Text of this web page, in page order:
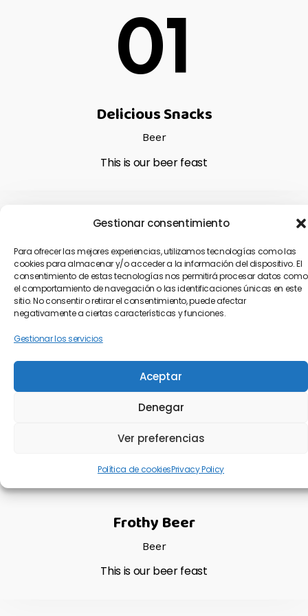
Gestionar consentimiento
Para ofrecer las mejores experiencias, utilizamos tecnologías como las
cookies para almacenar y/o acceder a la información del dispositivo. El
consentimiento de estas tecnologías nos permitirá procesar datos como
el comportamiento de navegación o las identificaciones únicas en este
sitio. No consentir o retirar el consentimiento, puede afectar
negativamente a ciertas características y funciones.
Gestionar los servicios
Aceptar
Denegar
Ver preferencias
Política de cookiesPrivacy Policy
01
Delicious Snacks
Beer
This is our beer feast
02
Our Cool Entertainment
03
Frothy Beer
Beer
This is our beer feast